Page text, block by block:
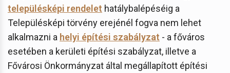
településképi rendelet hatálybalépéséig a
Településképi törvény erejénél fogva nem lehet
alkalmazni a helyi építési szabályzat - a főváros
esetében a kerületi építési szabályzat, illetve a
Fővárosi Önkormányzat által megállapított építési